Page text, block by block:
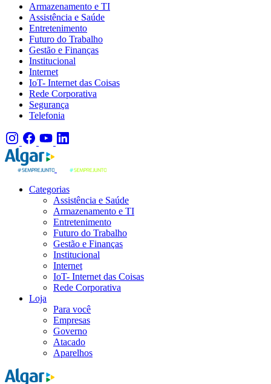
Armazenamento e TI
Assistência e Saúde
Entretenimento
Futuro do Trabalho
Gestão e Finanças
Institucional
Internet
IoT- Internet das Coisas
Rede Corporativa
Segurança
Telefonia
Categorias
Assistência e Saúde
Armazenamento e TI
Entretenimento
Futuro do Trabalho
Gestão e Finanças
Institucional
Internet
IoT- Internet das Coisas
Rede Corporativa
Loja
Para você
Empresas
Governo
Atacado
Aparelhos